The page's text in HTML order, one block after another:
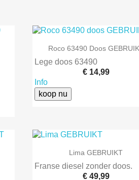
 Snel bekijken
Roco 63490 Doos
Lege doos 63490
€ 14,99
Info
koop nu
 Snel bekijken
Lima GEBRUIKT
Franse diesel zonder doos.
€ 49,99